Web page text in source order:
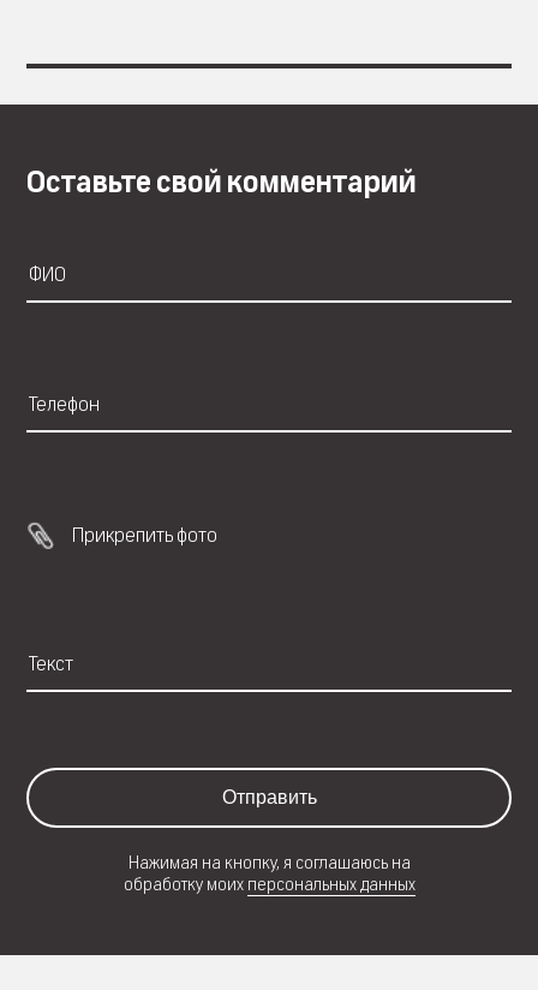
Оставьте свой комментарий
Прикрепить фото
Отправить
Нажимая на кнопку, я соглашаюсь на
обработку моих персональных данных